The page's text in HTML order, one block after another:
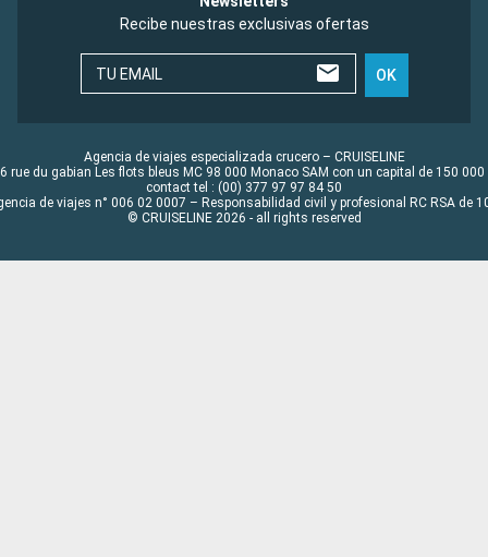
Recibe nuestras exclusivas ofertas
TU EMAIL OK
Agencia de viajes especializada crucero – CRUISELINE
rue du gabian Les flots bleus MC 98 000 Monaco SAM con un capital de 150 000
contact tel : (00) 377 97 97 84 50
de viajes n° 006 02 0007 – Responsabilidad civil y profesional RC RSA de
© CRUISELINE 2026 - all rights reserved